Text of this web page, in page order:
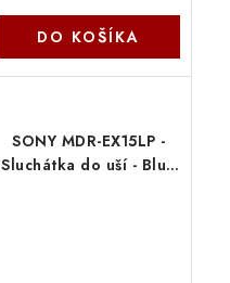
DO KOŠÍKA
SONY MDR-EX15LP -
Sluchátka do uší - Blue